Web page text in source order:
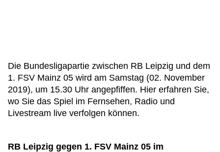
Die Bundesligapartie zwischen RB Leipzig und dem
1. FSV Mainz 05 wird am Samstag (02. November
2019), um 15.30 Uhr angepfiffen. Hier erfahren Sie,
wo Sie das Spiel im Fernsehen, Radio und
Livestream live verfolgen können.
RB Leipzig gegen 1. FSV Mainz 05 im